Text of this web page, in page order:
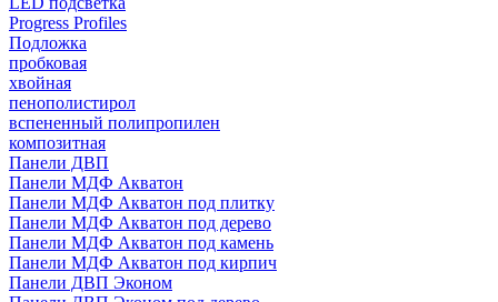
Progress Profiles
Подложка
пробковая
хвойная
пенополистирол
вспененный полипропилен
композитная
Панели ДВП
Панели МДФ Акватон
Панели МДФ Акватон под плитку
Панели МДФ Акватон под дерево
Панели МДФ Акватон под камень
Панели МДФ Акватон под кирпич
Панели ДВП Эконом